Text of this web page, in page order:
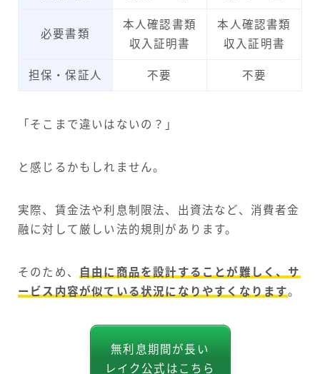
必要書類
本人確認書類
収入証明書
本人確認書類
収入証明書
担保・保証人 不要 不要
「そこまで違いはないの？」
と感じるかもしれません。
実際、賃金法や利息制限法、出資法など、消費者金
融に対して厳しい法的規則があります。
そのため、
自由に商品を設計することが難しく、サ
ービス内容が似ている状況になりやすくなります。
無利息期間が長い
レイク公式はこちら